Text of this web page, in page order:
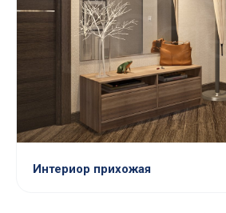
Интериор прихожая